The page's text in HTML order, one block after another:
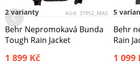
Kód: 37952_MAS
2 varianty
Behr Nepromokavá Bunda
Tough Rain Jacket
1 899 Kč
5
Behr
Rain
1 099